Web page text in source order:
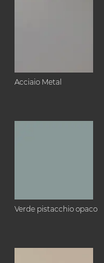
Acciaio Metal
Verde pistacchio opaco